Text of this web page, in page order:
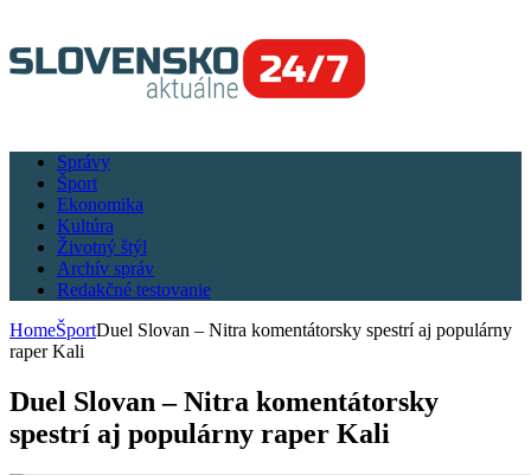
Správy
Šport
Ekonomika
Kultúra
Životný štýl
Archív správ
Redakčné testovanie
HomeŠportDuel Slovan – Nitra komentátorsky spestrí aj populárny
raper Kali
Duel Slovan – Nitra komentátorsky
spestrí aj populárny raper Kali